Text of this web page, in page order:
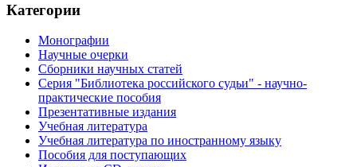
Категории
Монографии
Научные очерки
Сборники научных статей
Серия "Библиотека российского судьи" - научно-
практические пособия
Презентативные издания
Учебная литература
Учебная литература по иностранному языку
Пособия для поступающих